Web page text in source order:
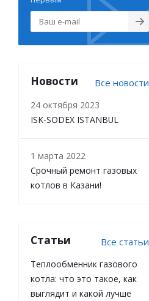
Новости Все новости
24 октября 2023
ISK-SODEX ISTANBUL
1 марта 2022
Срочный ремонт газовых
котлов в Казани!
Статьи Все статьи
Теплообменник газового
котла: что это такое, как
выглядит и какой лучше